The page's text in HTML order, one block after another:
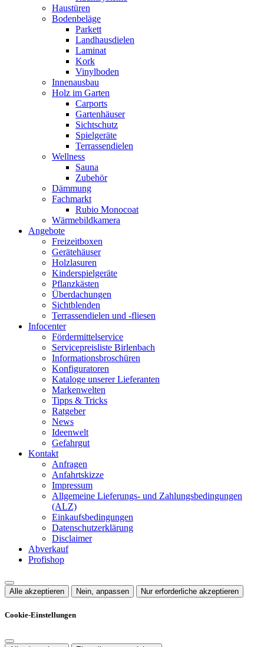
Haustüren
Bodenbeläge
Parkett
Landhausdielen
Laminat
Kork
Vinylboden
Innenausbau
Holz im Garten
Carports
Gartenhäuser
Sichtschutz
Spielgeräte
Terrassendielen
Wellness
Sauna
Zubehör
Dämmung
Fachmarkt
Rubio Monocoat
Wärmebildkamera
Angebote
Freizeitboxen
Gerätehäuser
Holzlasuren
Kinderspielgeräte
Pflanzkästen
Überdachungen
Sichtblenden
Terrassendielen und -fliesen
Infocenter
Fördermittelservice
Servicepreisliste Birlenbach
Informationsbroschüren
Konfiguratoren
Kataloge unserer Lieferanten
Markenwelten
Tipps & Tricks
Ratgeber
News
Ideenwelt
Gefahrgut
Kontakt
Anfragen
Anfahrtskizze
Impressum
Allgemeine Lieferungs- und Zahlungsbedingungen
(ALZ)
Einkaufsbedingungen
Datenschutzerklärung
Disclaimer
Abverkauf
Profishop
Alle akzeptieren Nein, anpassen Nur erforderliche akzeptieren
Cookie-Einstellungen